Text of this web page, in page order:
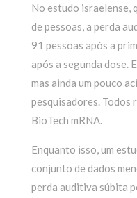
No estudo israelense,
de pessoas, a perda
91 pessoas após a
após a segunda dose.
mas ainda um pouco
pesquisadores. Todos
BioTech mRNA.
Enquanto isso, um
conjunto de dados
perda auditiva súbita